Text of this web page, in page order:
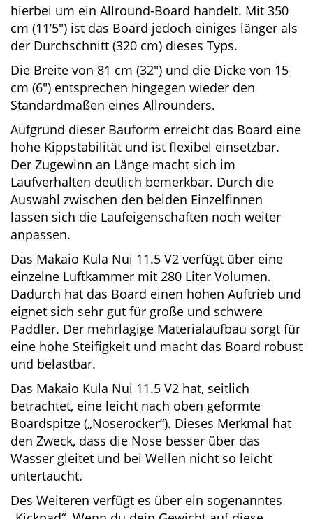
Wenn man sich die Kontur des Makaio Kula Nui
11.5 V2 anschaut, wird deutlich, dass es sich
hierbei um ein Allround-Board handelt. Mit 350
cm (11’5″) ist das Board jedoch einiges länger
als der Durchschnitt (320 cm) dieses Typs.
Die Breite von 81 cm (32″) und die Dicke von 15
cm (6″) entsprechen hingegen wieder den
Standardmaßen eines Allrounders.
Aufgrund dieser Bauform erreicht das Board
eine hohe Kippstabilität und ist flexibel
einsetzbar. Der Zugewinn an Länge macht sich
im Laufverhalten deutlich bemerkbar. Durch
die Auswahl zwischen den beiden Einzelfinnen
lassen sich die Laufeigenschaften noch weiter
anpassen.
Das Makaio Kula Nui 11.5 V2 verfügt über eine
einzelne Luftkammer mit 280 Liter Volumen.
Dadurch hat das Board einen hohen Auftrieb
und eignet sich sehr gut für große und schwere
Paddler. Der mehrlagige Materialaufbau sorgt
für eine hohe Steifigkeit und macht das Board
robust und belastbar.
Das Makaio Kula Nui 11.5 V2 hat, seitlich
betrachtet, eine leicht nach oben geformte
Boardspitze („Noserocker“). Dieses Merkmal hat
den Zweck, dass die Nose besser über das
Wasser gleitet und bei Wellen nicht so leicht
untertaucht.